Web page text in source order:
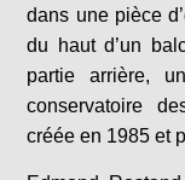
dans une pièce
du haut d’un
partie arrière,
conservatoire
créée en 1985 et